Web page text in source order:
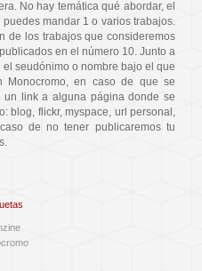
No hay temática qué abordar, el
mandar 1 o varios trabajos.
de los trabajos que consideremos
en el número 10. Junto a
seudónimo o nombre bajo el que
Monocromo, en caso de que se
un link a alguna página donde se
blog, flickr, myspace, url personal,
de no tener publicaremos tu